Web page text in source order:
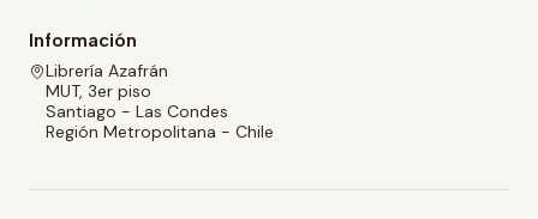
Información
Librería Azafrán
MUT, 3er piso
Santiago - Las Condes
Región Metropolitana - Chile